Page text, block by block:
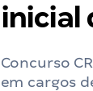
inicial
Concurso
em cargos